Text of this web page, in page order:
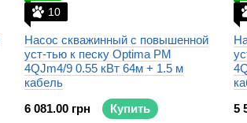
10
Насос скважинный с повышенной
уст-тью к песку Optima PM
4QJm4/9 0.55 кВт 64м + 1.5 м
кабель
6 081.00 грн
Купить
5